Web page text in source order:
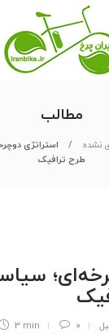
مطالب
نشده
استراتژی
طرح ترافیک
0
3 min